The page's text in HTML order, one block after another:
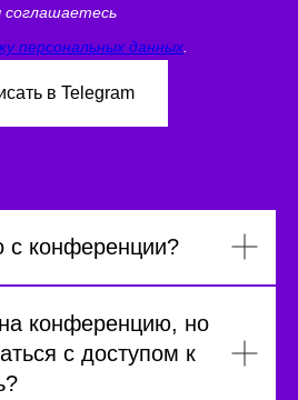
соглашаетесь
персональных данных
в Telegram
с конференции?
конференцию, но
с доступом к